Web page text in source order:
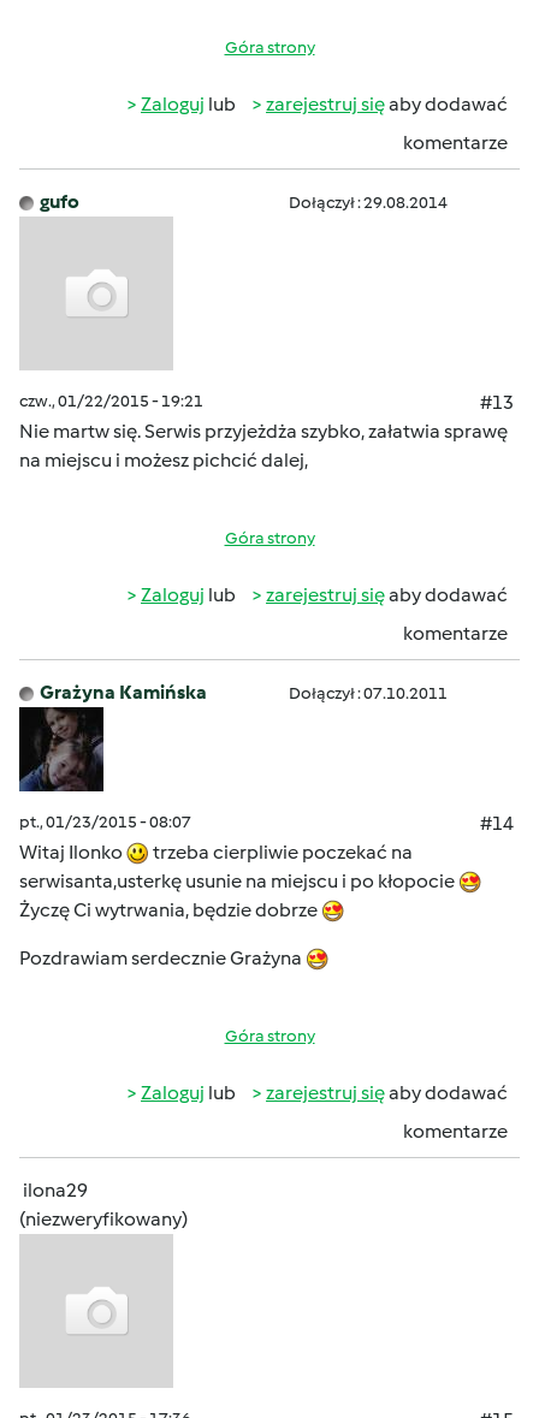
Góra strony
Zaloguj lub zarejestruj sięaby dodawać
komentarze
gufo Dołączył : 29.08.2014
czw., 01/22/2015 - 19:21
#13
Nie martw się. Serwis przyjeżdża szybko, załatwia sprawę
na miejscu i możesz pichcić dalej,
Góra strony
Zaloguj lub zarejestruj sięaby dodawać
komentarze
Grażyna Kamińska Dołączył : 07.10.2011
pt., 01/23/2015 - 08:07
#14
Witaj Ilonko
trzeba cierpliwie poczekać na
serwisanta,usterkę usunie na miejscu i po kłopocie
Życzę Ci wytrwania, będzie dobrze
Pozdrawiam serdecznie Grażyna
Góra strony
Zaloguj lub zarejestruj sięaby dodawać
komentarze
ilona29
(niezweryfikowany)